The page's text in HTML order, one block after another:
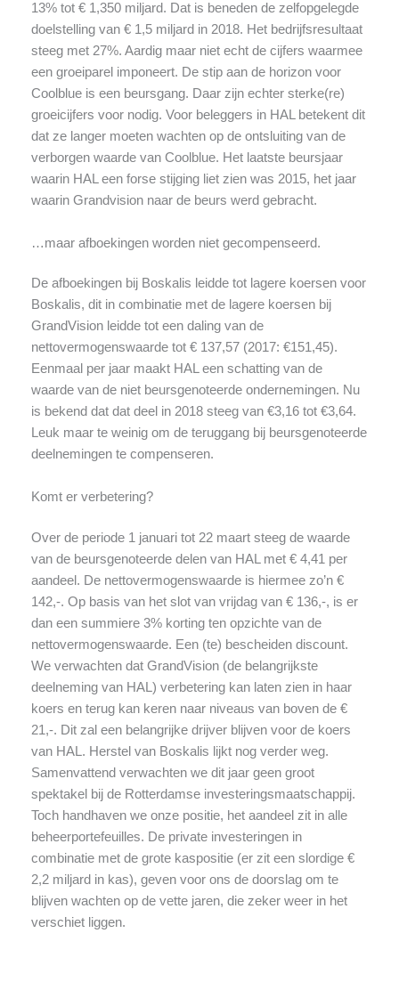
13% tot € 1,350 miljard. Dat is beneden de zelfopgelegde
doelstelling van € 1,5 miljard in 2018. Het bedrijfsresultaat
steeg met 27%. Aardig maar niet echt de cijfers waarmee
een groeiparel imponeert. De stip aan de horizon voor
Coolblue is een beursgang. Daar zijn echter sterke(re)
groeicijfers voor nodig. Voor beleggers in HAL betekent dit
dat ze langer moeten wachten op de ontsluiting van de
verborgen waarde van Coolblue. Het laatste beursjaar
waarin HAL een forse stijging liet zien was 2015, het jaar
waarin Grandvision naar de beurs werd gebracht.
…maar afboekingen worden niet gecompenseerd.
De afboekingen bij Boskalis leidde tot lagere koersen voor
Boskalis, dit in combinatie met de lagere koersen bij
GrandVision leidde tot een daling van de
nettovermogenswaarde tot € 137,57 (2017: €151,45).
Eenmaal per jaar maakt HAL een schatting van de
waarde van de niet beursgenoteerde ondernemingen. Nu
is bekend dat dat deel in 2018 steeg van €3,16 tot €3,64.
Leuk maar te weinig om de teruggang bij beursgenoteerde
deelnemingen te compenseren.
Komt er verbetering?
Over de periode 1 januari tot 22 maart steeg de waarde
van de beursgenoteerde delen van HAL met € 4,41 per
aandeel. De nettovermogenswaarde is hiermee zo’n €
142,-. Op basis van het slot van vrijdag van € 136,-, is er
dan een summiere 3% korting ten opzichte van de
nettovermogenswaarde. Een (te) bescheiden discount.
We verwachten dat GrandVision (de belangrijkste
deelneming van HAL) verbetering kan laten zien in haar
koers en terug kan keren naar niveaus van boven de €
21,-. Dit zal een belangrijke drijver blijven voor de koers
van HAL. Herstel van Boskalis lijkt nog verder weg.
Samenvattend verwachten we dit jaar geen groot
spektakel bij de Rotterdamse investeringsmaatschappij.
Toch handhaven we onze positie, het aandeel zit in alle
beheerportefeuilles. De private investeringen in
combinatie met de grote kaspositie (er zit een slordige €
2,2 miljard in kas), geven voor ons de doorslag om te
blijven wachten op de vette jaren, die zeker weer in het
verschiet liggen.